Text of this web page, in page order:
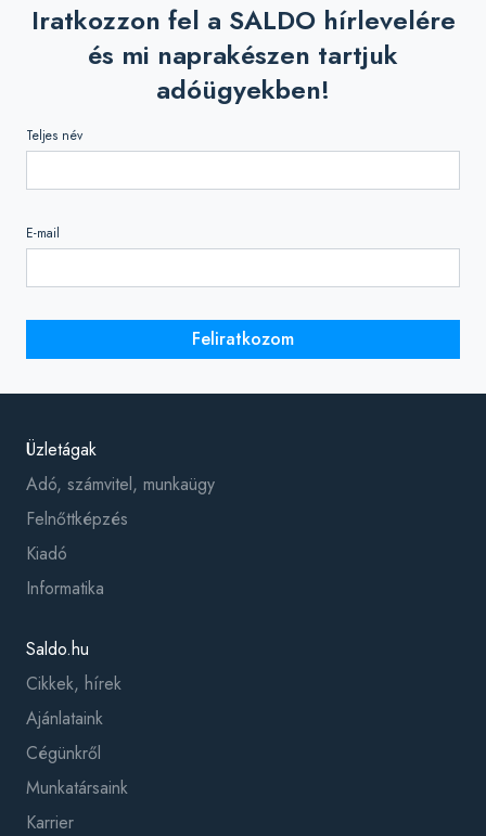
Iratkozzon fel a SALDO hírlevelére
és mi naprakészen tartjuk
adóügyekben!
Teljes név
E-mail
Feliratkozom
Üzletágak
Adó, számvitel, munkaügy
Felnőttképzés
Kiadó
Informatika
Saldo.hu
Cikkek, hírek
Ajánlataink
Cégünkről
Munkatársaink
Karrier